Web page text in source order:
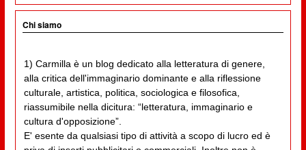
Chi siamo
1) Carmilla è un blog dedicato alla letteratura di genere,
alla critica dell'immaginario dominante e alla riflessione
culturale, artistica, politica, sociologica e filosofica,
riassumibile nella dicitura: “letteratura, immaginario e
cultura d'opposizione”.
E' esente da qualsiasi tipo di attività a scopo di lucro ed è